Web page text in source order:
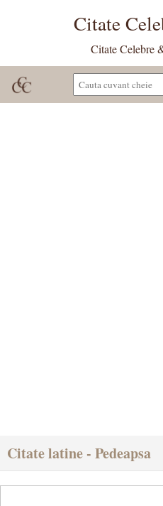
Citate
Citate Celebre
Citate latine - Pedeapsa